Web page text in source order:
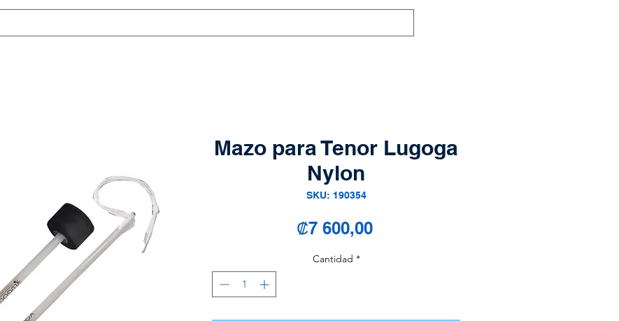
Mazo para Tenor Lugoga
Nylon
SKU: 190354
₡7 600,00Precio
Cantidad *